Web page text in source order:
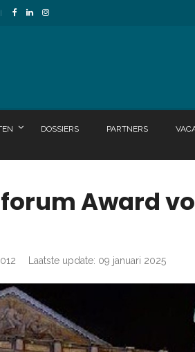
DOSSIERS PARTNERS
Award
Laatste update: 09 januari 2025